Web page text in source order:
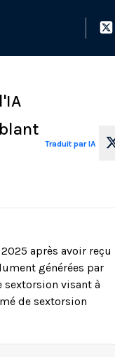
Traduit par IA
après avoir reçu
générées par
visant à
de sextorsion